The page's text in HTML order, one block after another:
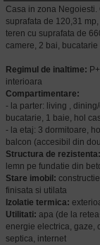
Casa in zona Negoiesti.
suprafata de 120,31
teren cu suprafata de
camere, 2 bai, bucatarie
Regimul de inaltime:
interioara
Compartimentare:
- la parter: living ,
bucatarie, 1 baie, hol
- la etaj: 3 dormitoare,
balcon (accesibil din
Structura de rezistenta:
lemn pe fundatie din
Stare imobil:
finisata si utilata
Izolatie termica:
Utilitati: apa (de la
energie electrica, gaze,
septica, internet